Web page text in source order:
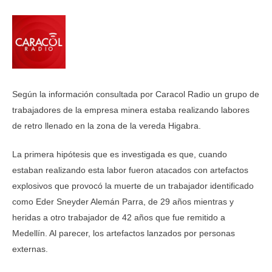
Según la información consultada por Caracol Radio un grupo de
trabajadores de la empresa minera estaba realizando labores
de retro llenado en la zona de la vereda Higabra.
La primera hipótesis que es investigada es que, cuando
estaban realizando esta labor fueron atacados con artefactos
explosivos que provocó la muerte de un trabajador identificado
como Eder Sneyder Alemán Parra, de 29 años mientras y
heridas a otro trabajador de 42 años que fue remitido a
Medellín. Al parecer, los artefactos lanzados por personas
externas.